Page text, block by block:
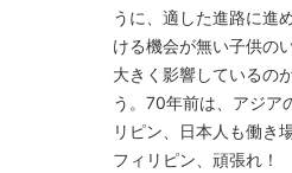
うに、適した進路に進
ける機会が無い子供の
大きく影響しているの
う。70年前は、アジア
リピン、日本人も働き
フィリピン、頑張れ！